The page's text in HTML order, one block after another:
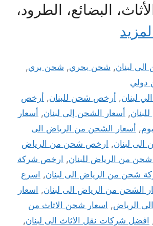
البضائع، الطرود،
لبنان, شحن بحري, شحن بري,
لبنان, أرخص شحن للبنان, أرخص
, أسعار الشحن إلى لبنان, أسعار
, أسعار الشحن من الرياض الى
لبنان, ارخص شحن من الرياض
من الرياض للبنان, ارخص شركة
شحن من الرياض الى لبنان, اسرع
الشحن من الرياض الى لبنان, اسعار
الرياض, اسعار شحن الاثاث من
افضل شركات نقل الاثاث الى لبنان,